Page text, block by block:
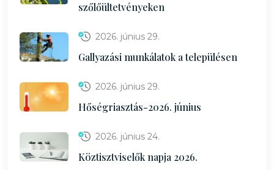
szőlőültetvényeken
2026. június 29.
Gallyazási munkálatok a településen
2026. június 29.
Hőségriasztás-2026. június
2026. június 24.
Köztisztviselők napja 2026.